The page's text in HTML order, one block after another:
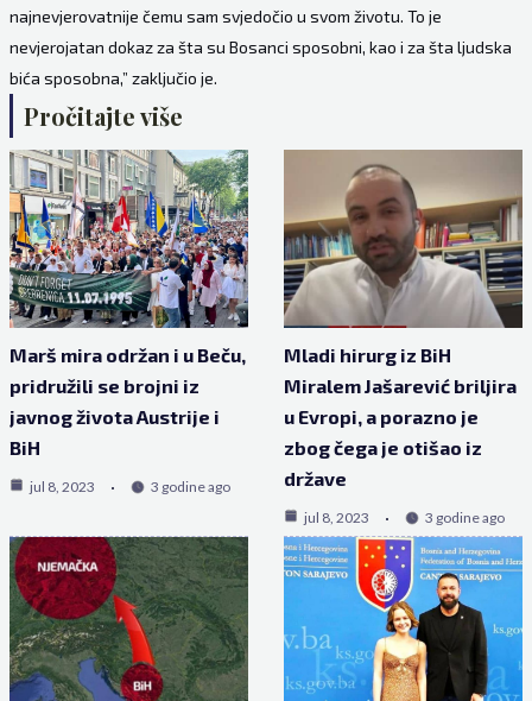
najnevjerovatnije čemu sam svjedočio u svom životu. To je
nevjerojatan dokaz za šta su Bosanci sposobni, kao i za šta ljudska
bića sposobna,” zaključio je.
Pročitajte više
Marš mira održan i u Beču,
pridružili se brojni iz
javnog života Austrije i
BiH
jul 8, 2023 3 godine ago
Mladi hirurg iz BiH
Miralem Jašarević briljira
u Evropi, a porazno je
zbog čega je otišao iz
države
jul 8, 2023 3 godine ago